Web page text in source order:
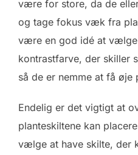
være for store, da de
og tage fokus væk fra
være en god idé at vælge
kontrastfarve, der skiller
så de er nemme at få øje
Endelig er det vigtigt at
planteskiltene kan
vælge at have skilte, der